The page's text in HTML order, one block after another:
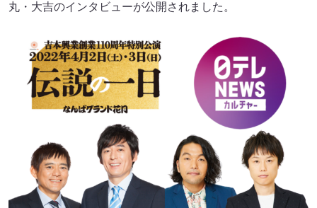
丸・大吉のインタビューが公開されました。